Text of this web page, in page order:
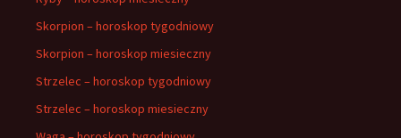
Skorpion – horoskop tygodniowy
Skorpion – horoskop miesieczny
Strzelec – horoskop tygodniowy
Strzelec – horoskop miesieczny